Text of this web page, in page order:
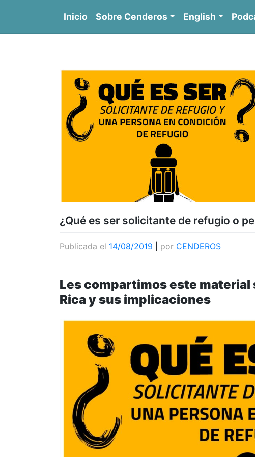
Inicio Sobre Cenderos English
¿Qué es ser solicitante de refugio o
Publicada el 14/08/2019 por CENDEROS
Les compartimos este material
Rica y sus implicaciones